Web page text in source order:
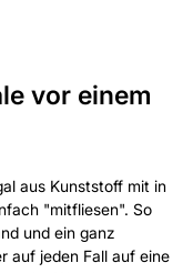
vor einem
aus Kunststoff mit in
"mitfliesen". So
und ein ganz
auf jeden Fall auf eine